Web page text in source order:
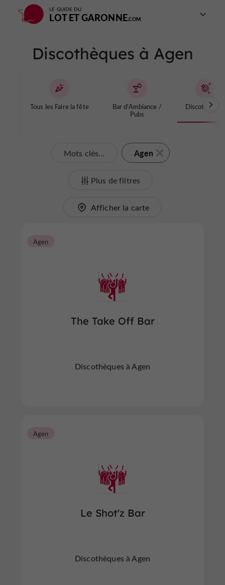
LE GUIDE DU
LOT ET GARONNE
Discothèques à Agen
Tous les Faire la fête
Bar d'Ambiance /
Pubs
Discothèques
Mots clés... Agen
Plus de filtres
Afficher la carte
The Take Off Bar
Agen
Discothèques à Agen
Le Shot'z Bar
Agen
Discothèques à Agen